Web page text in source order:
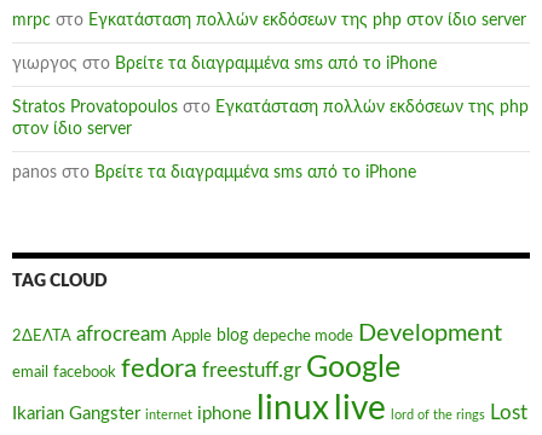
mrpc στο Εγκατάσταση πολλών εκδόσεων της php στον ίδιο server
γιωργος στο Βρείτε τα διαγραμμένα sms από το iPhone
Stratos Provatopoulos στο Εγκατάσταση πολλών εκδόσεων της php
στον ίδιο server
panos στο Βρείτε τα διαγραμμένα sms από το iPhone
TAG CLOUD
2ΔΕΛΤΑ afrocream Apple blog depeche mode Development
email facebook fedora freestuff.gr Google
Ikarian Gangster internet iphone linux live lord of the rings Lost